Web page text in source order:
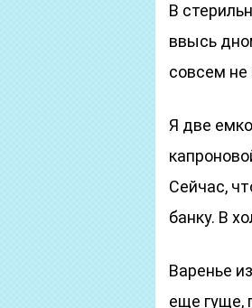
В
ввысь
совсем не
Я две
Сейчас,
банку. В
Варенье
еще гуще,